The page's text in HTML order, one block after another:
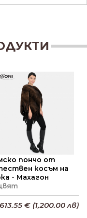
пончо от
косъм на
- Махагон
613.55 € (1,200.00 лв)